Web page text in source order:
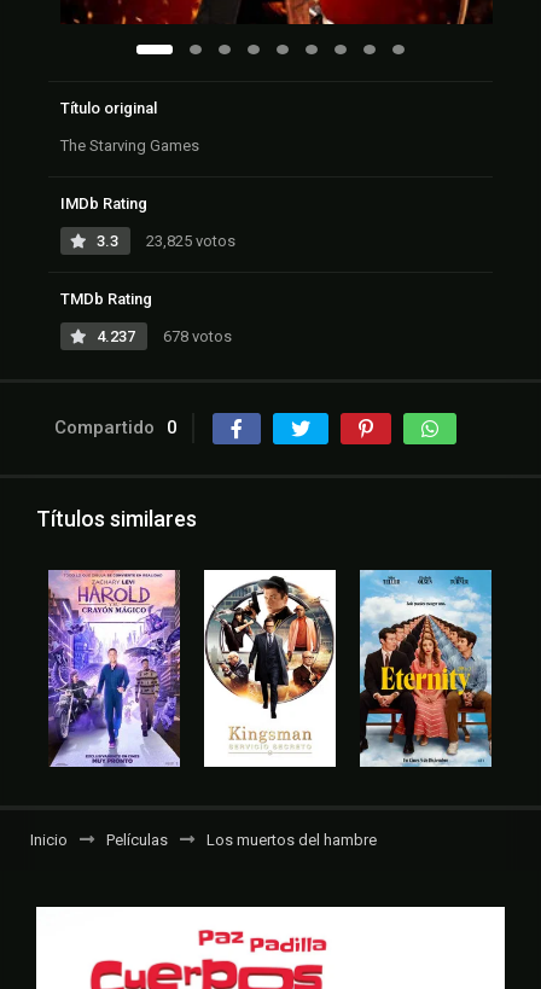
Título original
The Starving Games
IMDb Rating
3.3 23,825 votos
TMDb Rating
4.237 678 votos
Compartido 0
Títulos similares
Inicio Películas Los muertos del hambre